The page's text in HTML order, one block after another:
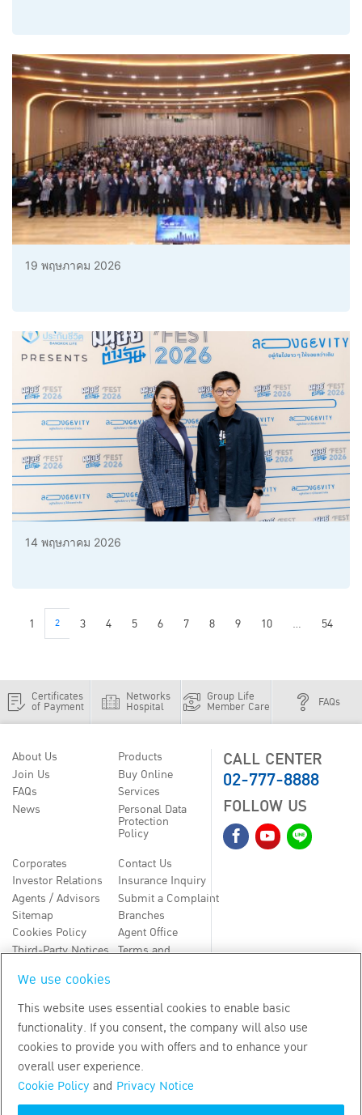
19 พฤษภาคม 2026
14 พฤษภาคม 2026
1 2 3 4 5 6 7 8 9 10 ... 54
Certificates
of Payment
Networks
Hospital
Group Life
Member Care FAQs
About Us
Join Us
FAQs
News
Products
Buy Online
Services
Personal Data
Protection
Policy
Corporates
Investor Relations
Agents / Advisors
Sitemap
Cookies Policy
Third-Party Notices
Contact Us
Insurance Inquiry
Submit a Complaint
Branches
Agent Office
Terms and
CALL CENTER
02-777-8888
FOLLOW US
TH EN
Copyright by Bangkok Life Assurance PLC
We use cookies
This website uses essential cookies to enable basic
functionality. If you consent, the company will also use
cookies to provide you with offers and to enhance your
overall user experience.
Cookie Policy and Privacy Notice